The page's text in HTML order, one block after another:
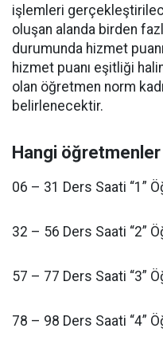
işlemleri
oluşan alanda birden
durumunda hizmet
hizmet puanı eşitliği
olan öğretmen norm
belirlenecektir.
Hangi
06 – 31 Ders Saati “1”
32 – 56 Ders Saati “2”
57 – 77 Ders Saati “3”
78 – 98 Ders Saati “4”